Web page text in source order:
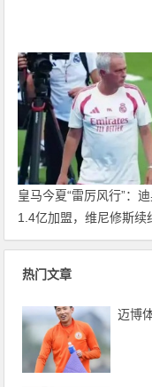
皇马今夏“雷厉风行”：
1.4亿加盟，维尼修斯续
即，阿森纳“声东击西”
路！
热门文章
迈博